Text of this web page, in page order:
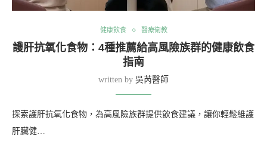
健康飲食 醫療衛教
護肝抗氧化食物：4種推薦給高風險族群的健康飲食
指南
written by 吳芮醫師
探索護肝抗氧化食物，為高風險族群提供飲食建議，讓你輕鬆維護
肝臟健…